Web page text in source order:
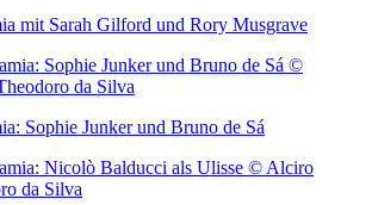
mit Sarah Gilford und Rory Musgrave
Sophie Junker und Bruno de Sá